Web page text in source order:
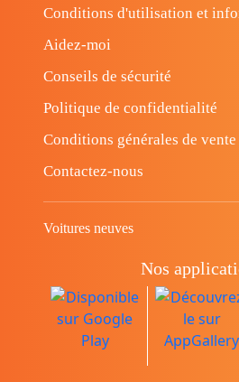
Conditions d'utilisation et
Aidez-moi
Conseils de sécurité
Politique de confidentialité
Conditions générales de vente
Contactez-nous
Voitures neuves
Nos